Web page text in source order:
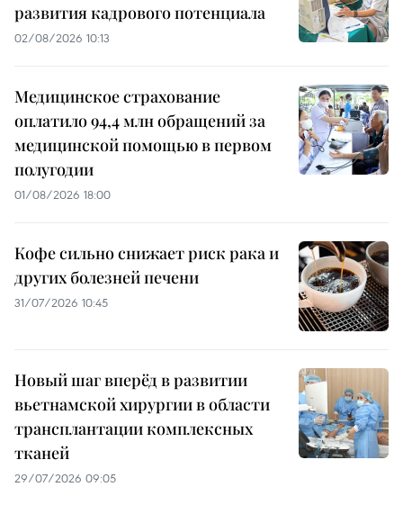
развития кадрового потенциала
02/08/2026 10:13
Медицинское страхование
оплатило 94,4 млн обращений за
медицинской помощью в первом
полугодии
01/08/2026 18:00
Кофе сильно снижает риск рака и
других болезней печени
31/07/2026 10:45
Новый шаг вперёд в развитии
вьетнамской хирургии в области
трансплантации комплексных
тканей
29/07/2026 09:05